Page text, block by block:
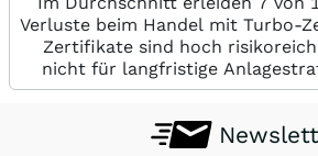
Verluste beim Handel mit Turbo-
Zertifikate sind hoch
nicht für langfristige